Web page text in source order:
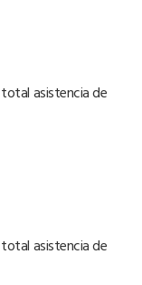
asistencia de
asistencia de